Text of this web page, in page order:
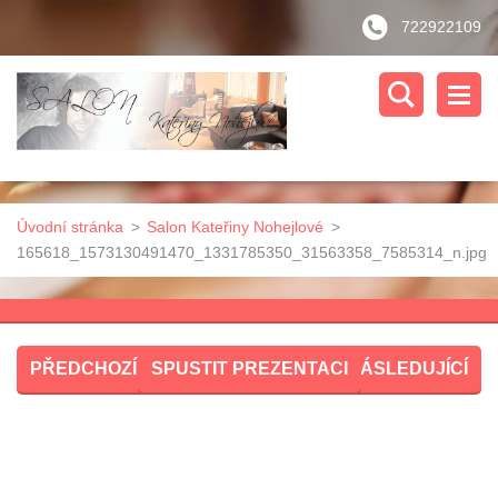
722922109
Úvodní stránka > Salon Kateřiny Nohejlové >
165618_1573130491470_1331785350_31563358_7585314_n.jpg
PŘEDCHOZÍ SPUSTIT PREZENTACI NÁSLEDUJÍCÍ